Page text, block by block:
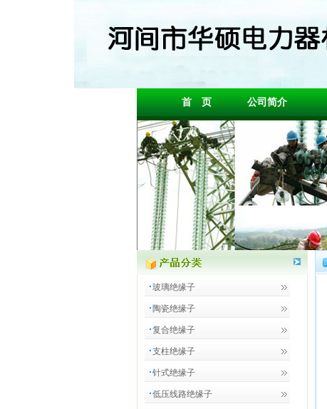
首 页 公司简介
玻璃绝缘子
陶瓷绝缘子
复合绝缘子
支柱绝缘子
针式绝缘子
低压线路绝缘子